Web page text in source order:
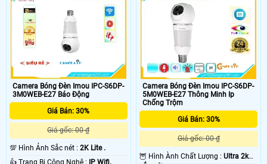
Camera Bóng Đèn Imou IPC-S6DP-
3M0WEB-E27 Báo Động
Giá Bán: 30%
Giá gốc: 00 ₫
💯 Hình Ảnh Sắc nét : 2K Lite .
👍 Trang Bị Công Nghệ : IP Wifi.
Camera Bóng Đèn Imou IPC-S6DP-
5M0WEB-E27 Thông Minh Ip
Chống Trộm
Giá Bán: 30%
Giá gốc: 00 ₫
🦉 Hình Ành Chất Lượng :Ultra 2k+